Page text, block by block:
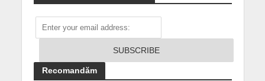
Recomandăm